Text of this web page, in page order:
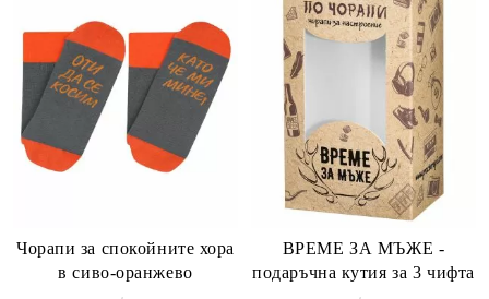
Чорапи за спокойните хора
в сиво-оранжево
ВРЕМЕ ЗА МЪЖЕ -
подаръчна кутия за 3 чифта